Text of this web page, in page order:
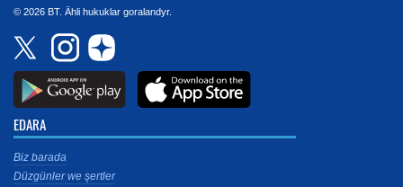
© 2026 BT. Ähli hukuklar goralandyr.
EDARA
Biz barada
Düzgünler we şertler